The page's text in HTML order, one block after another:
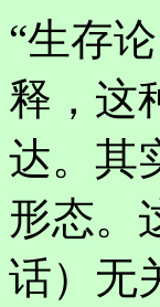
“生存
释，这
达。其
形态。
话）无